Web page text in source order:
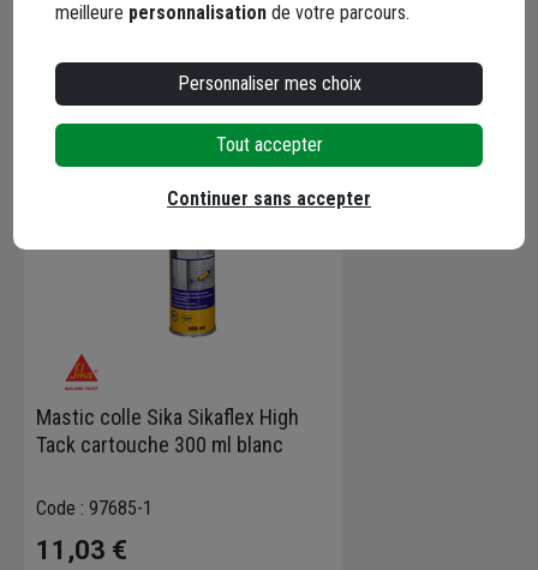
Mastic colle Sika Sikaflex High
Tack cartouche 300 ml blanc
Code : 97685-1
11,03 €
meilleure personnalisation de votre parcours.
Personnaliser mes choix
Tout accepter
Continuer sans accepter